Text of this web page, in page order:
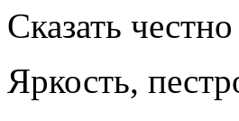
Сказать
Яркость,